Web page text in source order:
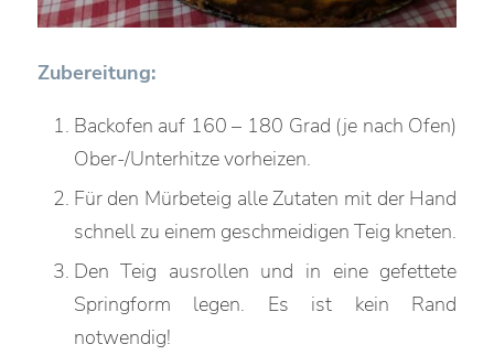
Zubereitung:
Backofen auf 160 – 180 Grad (je nach Ofen)
Ober-/Unterhitze vorheizen.
Für den Mürbeteig alle Zutaten mit der Hand
schnell zu einem geschmeidigen Teig kneten.
Den Teig ausrollen und in eine gefettete
Springform legen. Es ist kein Rand
notwendig!